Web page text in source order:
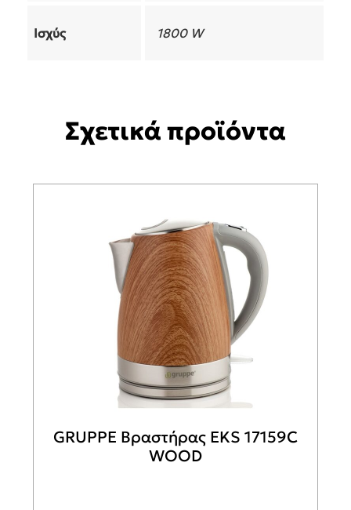
Ισχύς 1800 W
Σχετικά προϊόντα
GRUPPE Βραστήρας EKS 17159C
WOOD